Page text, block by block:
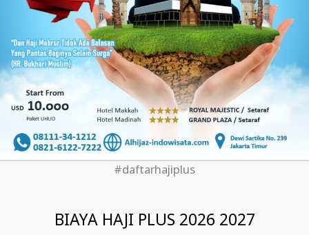
#daftarhajiplus
BIAYA HAJI PLUS 2026 2027